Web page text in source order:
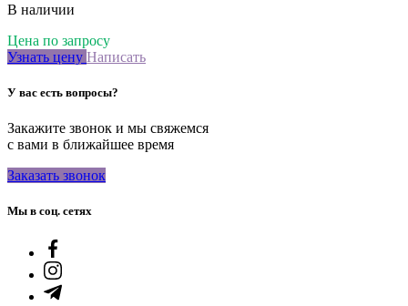
В наличии
Цена по запросу
Узнать цену Написать
У вас есть вопросы?
Закажите звонок и мы свяжемся
с вами в ближайшее время
Заказать звонок
Мы в соц. сетях